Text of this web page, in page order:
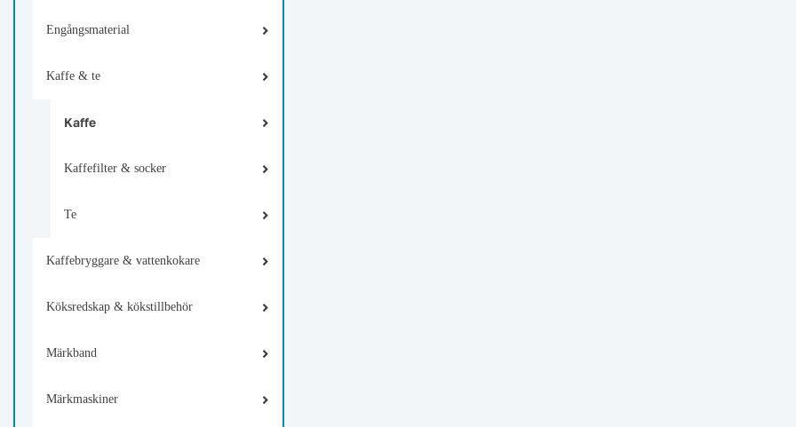
Engångsmaterial
Kaffe & te
Kaffe
Kaffefilter & socker
Te
Kaffebryggare & vattenkokare
Köksredskap & kökstillbehör
Märkband
Märkmaskiner